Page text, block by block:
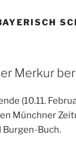
Merkur
(10.11.
Münchner
Burgen-Buch.